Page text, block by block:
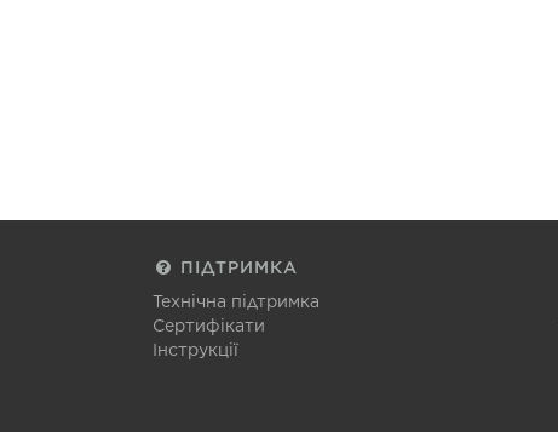
ПІДТРИМКА
Технічна підтримка
Сертифікати
Інструкції